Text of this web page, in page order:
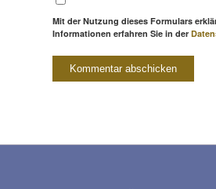
Mit der Nutzung dieses Formulars
Informationen erfahren Sie in der